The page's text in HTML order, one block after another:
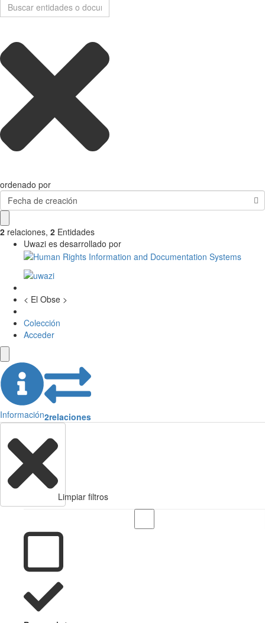
ordenado por
Fecha de creación
2 relaciones, 2 Entidades
Uwazi es desarrollado por
< El Obse >
Colección
Acceder
Información2relaciones
Limpiar filtros